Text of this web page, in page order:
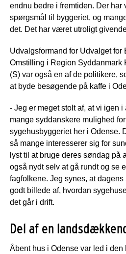
endnu bedre i fremtiden. Der
spørgsmål til byggeriet, og
det. Det har været utroligt
Udvalgsformand for Udvalget for
Omstilling i Region Syddanmark
(S) var også en af de politikere,
at byde besøgende på kaffe i
- Jeg er meget stolt af, at vi igen
mange syddanskere mulighed
sygehusbyggeriet her i Odense.
så mange interesserer sig for
lyst til at bruge deres søndag på
også nydt selv at gå rundt og se
fagfolkene. Jeg synes, at
godt billede af, hvordan
det går i drift.
Del af en
Åbent hus i Odense var led i